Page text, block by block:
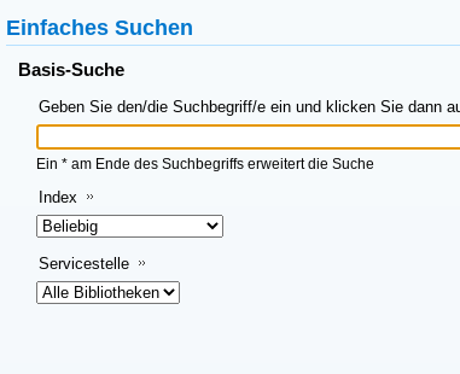
Einfaches Suchen
Basis-Suche
Servicestelle
Geben Sie den/die Suchbegriff/e ein und klicken Sie dann
Index
Ein * am Ende des Suchbegriffs erweitert die Suche